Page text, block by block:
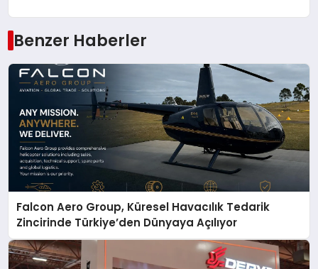
Benzer Haberler
Falcon Aero Group, Küresel Havacılık Tedarik
Zincirinde Türkiye’den Dünyaya Açılıyor